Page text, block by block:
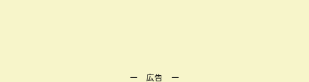
ー 広告 ー